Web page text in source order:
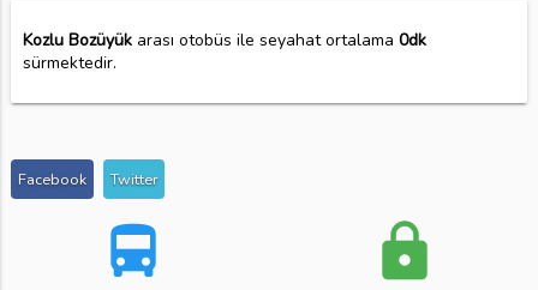
Kozlu Bozüyükarası otobüs ile seyahat ortalama 0dk
sürmektedir.
Facebook Twitter
directions_bus lock